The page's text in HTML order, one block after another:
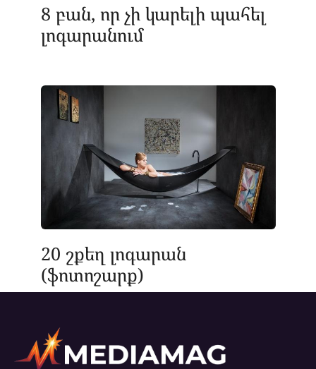
8 բան, որ չի կարելի պահել
լոգարանում
20 շքեղ լոգարան
(ֆոտոշարք)